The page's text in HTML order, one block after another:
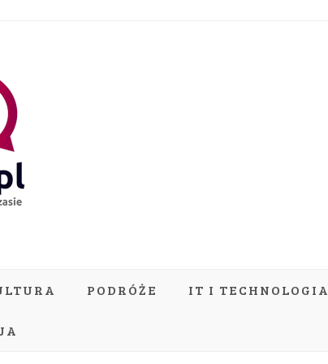
PODRÓŻE IT I TECHNOLOGIA